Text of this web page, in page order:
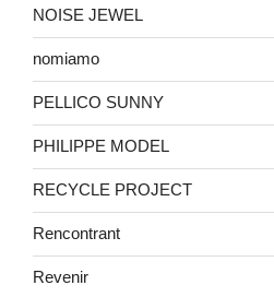
NOISE JEWEL
nomiamo
PELLICO SUNNY
PHILIPPE MODEL
RECYCLE PROJECT
Rencontrant
Revenir